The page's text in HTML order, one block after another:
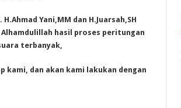
Yani,MM dan H.Juarsah,SH
hasil proses peritungan
terbanyak,
kami, dan akan kami lakukan dengan